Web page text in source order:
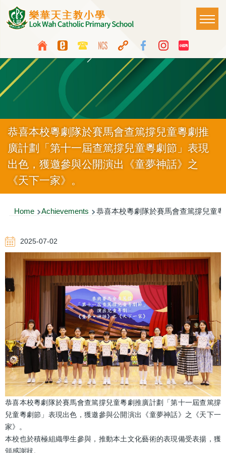
Skip to main content
Top
Media
Icon
Button
Language
switcher
Main
恭喜本校粵劇隊於賽馬會查篤撐兒童粵劇推
廣計劃「第十一屆查篤撐兒童粵劇節」表現
出色，獲邀參與公開演出《童夢神話》之
《天下一家》。
Breadcrumb
Home Achievements 恭喜本校粵劇隊於賽馬會查篤撐兒童
2025-07-02
恭喜本校粵劇隊於賽馬會查篤撐兒童粵劇推廣計劃「第十一屆查篤撐
兒童粵劇節」表現出色，獲邀參與公開演出《童夢神話》之《天下一
家》。
本校也於積極組織學生參與，推動本土文化藝術的表現備受表揚，獲
頒感謝狀。